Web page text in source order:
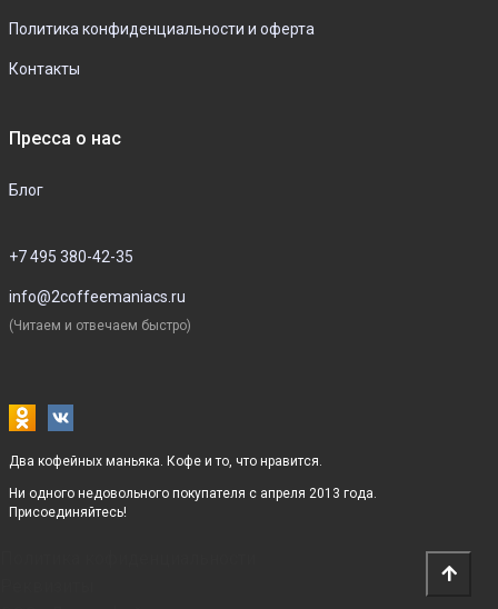
Политика конфиденциальности и оферта
Контакты
Пресса о нас
Блог
+7 495 380-42-35
info@2coffeemaniacs.ru
(Читаем и отвечаем быстро)
Два кофейных маньяка. Кофе и то, что нравится.
Ни одного недовольного покупателя с апреля 2013 года.
Присоединяйтесь!